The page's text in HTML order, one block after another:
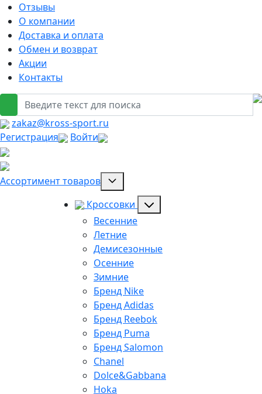
Отзывы
О компании
Доставка и оплата
Обмен и возврат
Акции
Контакты
zakaz@kross-sport.ru
Регистрация
Войти
Ассортимент товаров
Кроссовки
Весенние
Летние
Демисезонные
Осенние
Зимние
Бренд Nike
Бренд Adidas
Бренд Reebok
Бренд Puma
Бренд Salomon
Chanel
Dolce&Gabbana
Hoka